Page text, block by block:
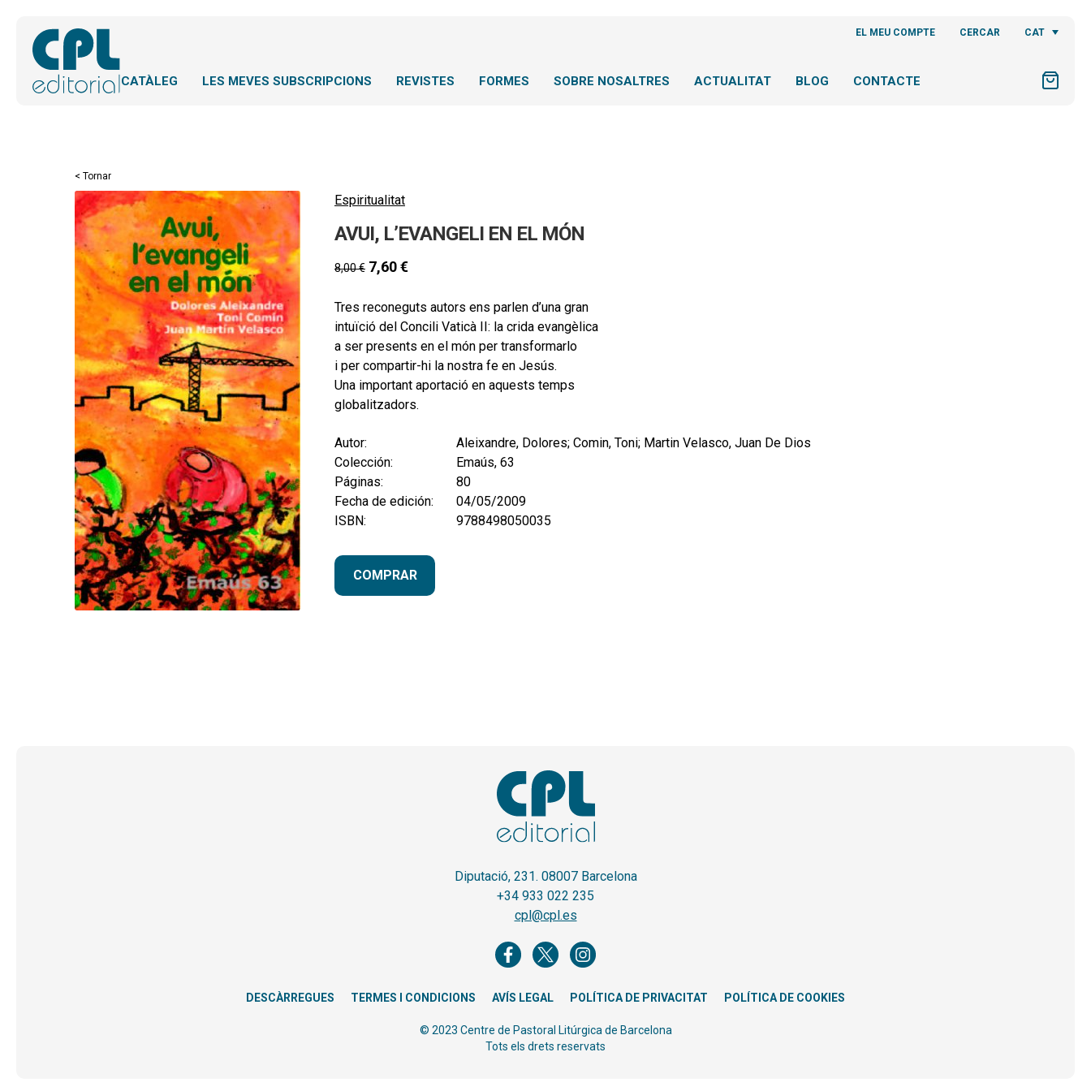
EL MEU COMPTE CERCAR CAT
CATÀLEG LES MEVES SUBSCRIPCIONS REVISTES FORMES SOBRE NOSALTRES ACTUALITAT BLOG CONTACTE
< Tornar
Espiritualitat
AVUI, L’EVANGELI EN EL MÓN
8,00€ 7,60€
Tres reconeguts autors ens parlen d’una gran
intuïció del Concili Vaticà II: la crida evangèlica
a ser presents en el món per transformarlo
i per compartir-hi la nostra fe en Jesús.
Una important aportació en aquests temps
globalitzadors.
Autor:
Aleixandre, Dolores; Comin, Toni; Martin Velasco, Juan De Dios
Colección:
Emaús, 63
Páginas:
80
Fecha de edición:
04/05/2009
ISBN:
9788498050035
COMPRAR
Diputació, 231. 08007 Barcelona
+34 933 022 235
cpl@cpl.es
DESCÀRREGUES TERMES I CONDICIONS AVÍS LEGAL POLÍTICA DE PRIVACITAT POLÍTICA DE COOKIES
© 2023 Centre de Pastoral Litúrgica de Barcelona
Tots els drets reservats